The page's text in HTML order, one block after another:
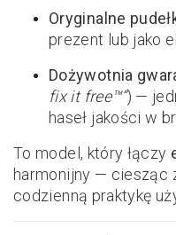
Oryginalne
prezent lub jako
Dożywotnia
fix it free™”) —
haseł jakości w
To model, który łączy
harmonijny — ciesząc
codzienną praktykę